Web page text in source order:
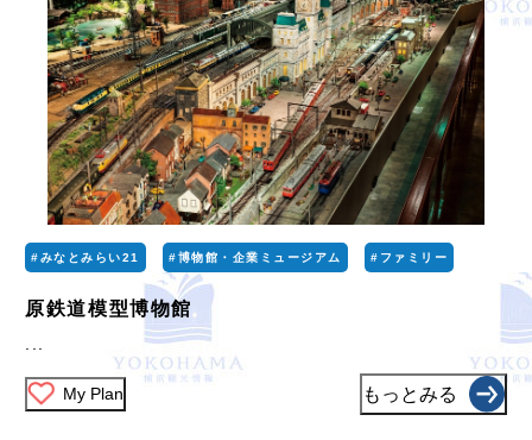
#みなとみらい21 #博物館・企業ミュージアム #ファミリー
原鉄道模型博物館
My Plan もっとみる